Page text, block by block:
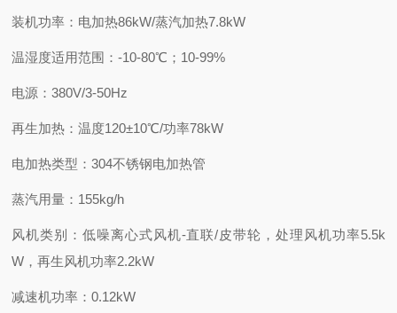
装机功率：电加热86kW/蒸汽加热7.8kW
温湿度适用范围：-10-80℃；10-99%
电源：380V/3-50Hz
再生加热：温度120±10℃/功率78kW
电加热类型：304不锈钢电加热管
蒸汽用量：155kg/h
风机类别：低噪离心式风机-直联/皮带轮，处理风机功率5.5k
W，再生风机功率2.2kW
减速机功率：0.12kW